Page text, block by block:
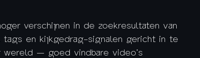
verschijnen in de zoekresultaten van
en kijkgedrag-signalen gericht in te
— goed vindbare video’s